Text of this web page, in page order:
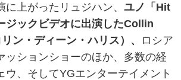
に上がったリュジハン、 ユノ「Hit
ジックビデオに出演したCollin
ン・ディーン・ハリス）、
ロシア
ッションショーのほか、多数の経
ウ、そしてYGエンターテイメント